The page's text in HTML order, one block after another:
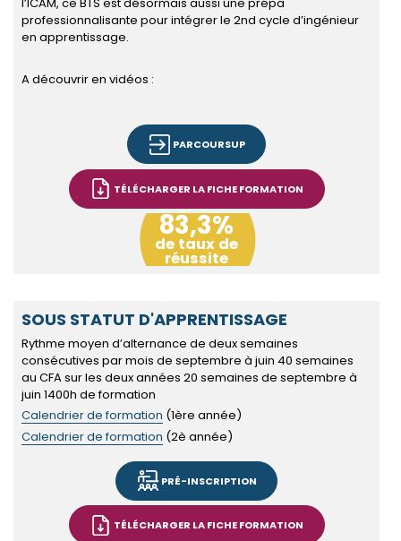
professionnalisante pour intégrer le 2nd cycle d’ingénieur
en apprentissage.
A découvrir en vidéos :
PARCOURSUP
TÉLÉCHARGER LA FICHE FORMATION
83,3%
de taux de
réussite
SOUS STATUT D'APPRENTISSAGE
Rythme moyen d’alternance de deux semaines
consécutives par mois de septembre à juin 40 semaines
au CFA sur les deux années 20 semaines de septembre à
juin 1400h de formation
Calendrier de formation (1ère année)
Calendrier de formation (2è année)
PRÉ-INSCRIPTION
TÉLÉCHARGER LA FICHE FORMATION